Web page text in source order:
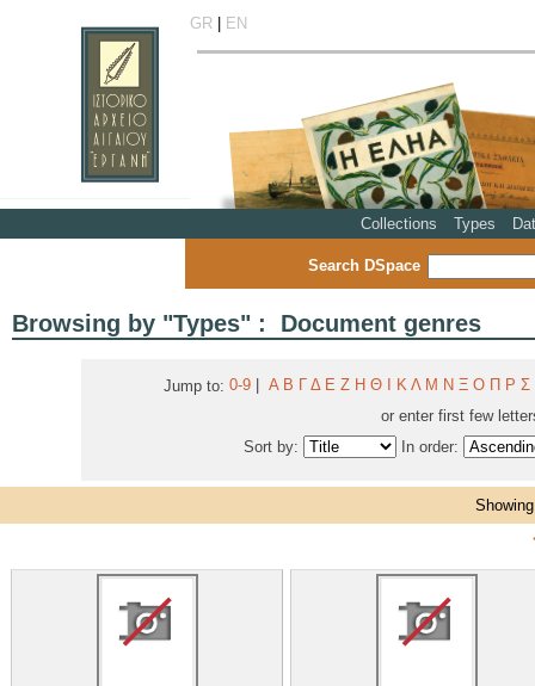
GR| EN
Collections Types
Search DSpace
Browsing by "Types" : Document genres
Jump to: 0-9 Α Β Γ Δ Ε Ζ Η Θ Κ Λ Μ Ν Ξ Ο Π Ρ Σ
or enter first few
Sort by:
In order: